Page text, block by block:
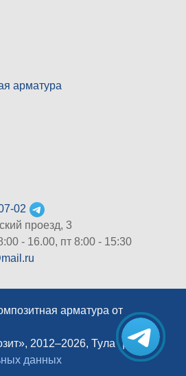
арматура
02
проезд, 3
- 16.00, пт 8:00 - 15:30
арматура от
2012–2026, Тула |
данных